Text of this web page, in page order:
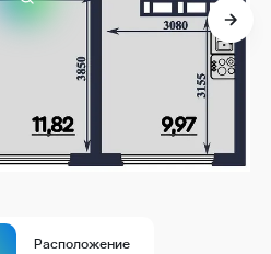
Расположение